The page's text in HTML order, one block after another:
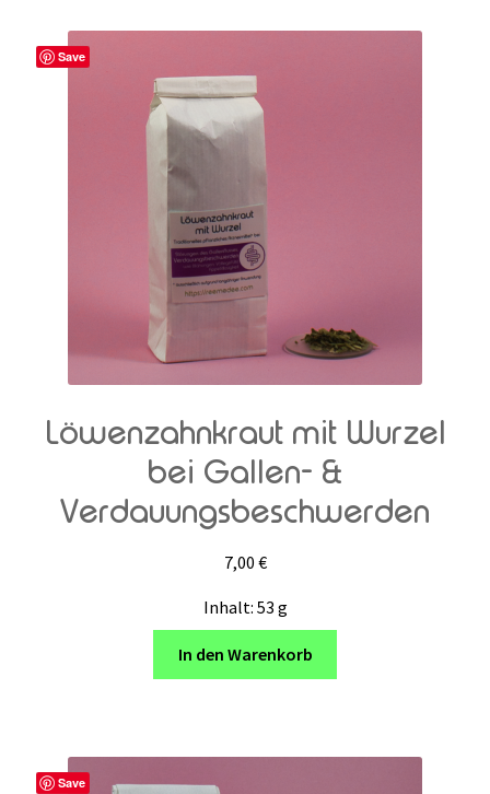
Save
Löwenzahnkraut mit Wurzel
bei Gallen- &
Verdauungsbeschwerden
7,00 €
Inhalt: 53 g
In den Warenkorb
Save